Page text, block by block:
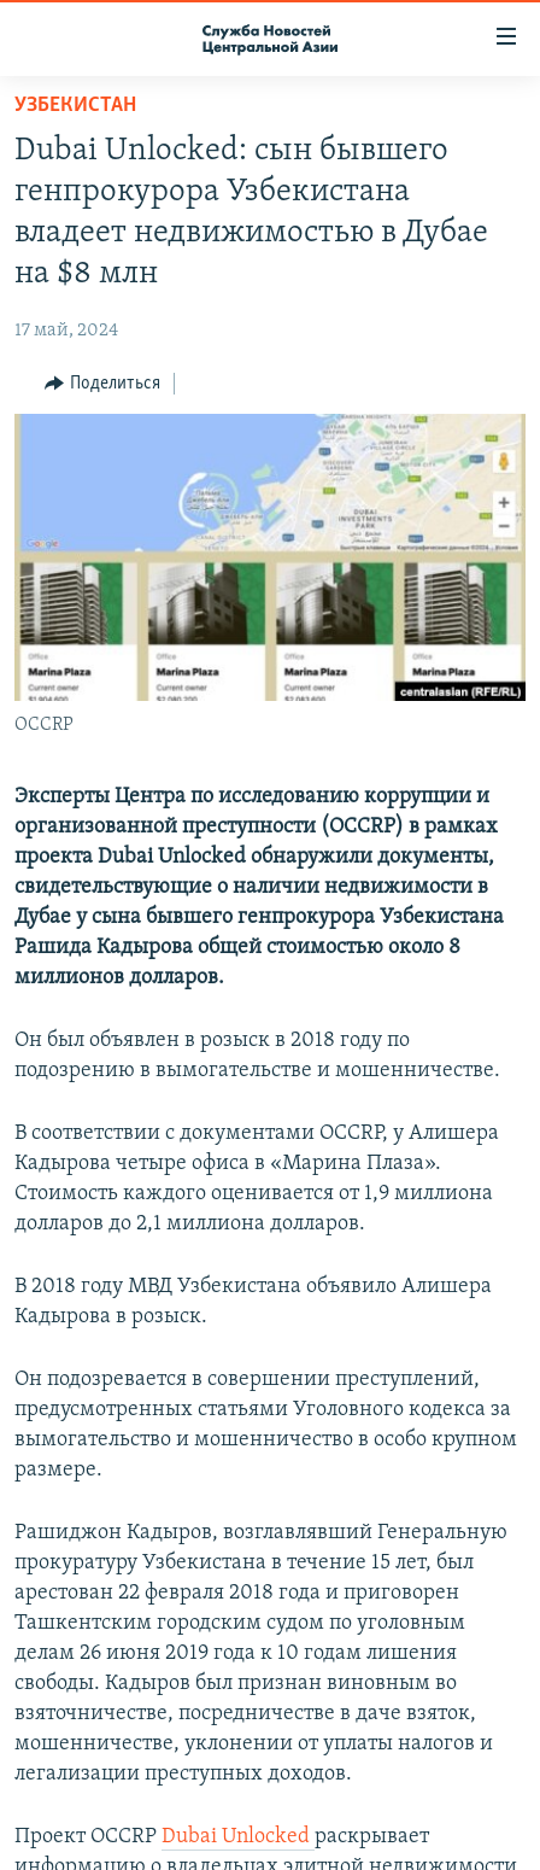
Вернуться
основному
содержанию
Вернутся
главной
Вернутся
поиску
О ПРОЕКТЕ
КОНТАКТЫ
RFE/RL ДИРЕКТ
МИГРАНТ МЕДИА
УЗБЕКИСТАН
Dubai Unlocked: cын бывшего
генпрокурора Узбекистана
владеет недвижимостью в Дубае
на $8 млн
17 май, 2024
Поделиться
OCCRP
Эксперты Центра по исследованию коррупции и
организованной преступности (OCCRP) в рамках
проекта Dubai Unlocked обнаружили документы,
свидетельствующие о наличии недвижимости в
Дубае у сына бывшего генпрокурора Узбекистана
Рашида Кадырова общей стоимостью около 8
миллионов долларов.
Он был объявлен в розыск в 2018 году по
подозрению в вымогательстве и мошенничестве.
В соответствии с документами OCCRP, у Алишера
Кадырова четыре офиса в «Марина Плаза».
Стоимость каждого оценивается от 1,9 миллиона
долларов до 2,1 миллиона долларов.
В 2018 году МВД Узбекистана объявило Алишера
Кадырова в розыск.
Он подозревается в совершении преступлений,
предусмотренных статьями Уголовного кодекса за
вымогательство и мошенничество в особо крупном
размере.
Рашиджон Кадыров, возглавлявший Генеральную
прокуратуру Узбекистана в течение 15 лет, был
арестован 22 февраля 2018 года и приговорен
Ташкентским городским судом по уголовным
делам 26 июня 2019 года к 10 годам лишения
свободы. Кадыров был признан виновным во
взяточничестве, посредничестве в даче взяток,
мошенничестве, уклонении от уплаты налогов и
легализации преступных доходов.
Проект OCCRP Dubai Unlocked раскрывает